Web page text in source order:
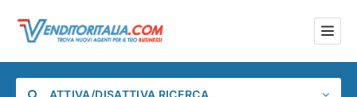
ATTIVA/DISATTIVA RICERCA